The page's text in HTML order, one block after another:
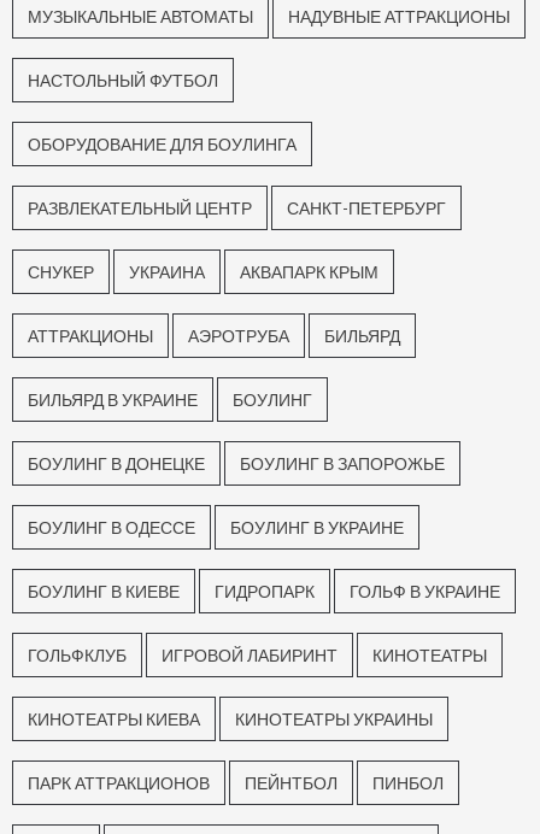
МУЗЫКАЛЬНЫЕ АВТОМАТЫ НАДУВНЫЕ АТТРАКЦИОНЫ
НАСТОЛЬНЫЙ ФУТБОЛ
ОБОРУДОВАНИЕ ДЛЯ БОУЛИНГА
РАЗВЛЕКАТЕЛЬНЫЙ ЦЕНТР САНКТ-ПЕТЕРБУРГ
СНУКЕР УКРАИНА АКВАПАРК КРЫМ
АТТРАКЦИОНЫ АЭРОТРУБА БИЛЬЯРД
БИЛЬЯРД В УКРАИНЕ БОУЛИНГ
БОУЛИНГ В ДОНЕЦКЕ БОУЛИНГ В ЗАПОРОЖЬЕ
БОУЛИНГ В ОДЕССЕ БОУЛИНГ В УКРАИНЕ
БОУЛИНГ В КИЕВЕ ГИДРОПАРК ГОЛЬФ В УКРАИНЕ
ГОЛЬФКЛУБ ИГРОВОЙ ЛАБИРИНТ КИНОТЕАТРЫ
КИНОТЕАТРЫ КИЕВА КИНОТЕАТРЫ УКРАИНЫ
ПАРК АТТРАКЦИОНОВ ПЕЙНТБОЛ ПИНБОЛ